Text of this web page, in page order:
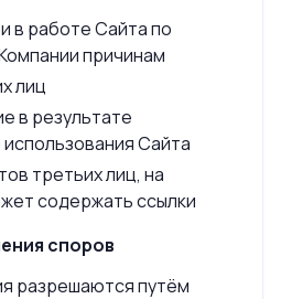
в работе Сайта по
причинам
лиц
в результате
Сайта
третьих лиц, на
содержать ссылки
споров
разрешаются путём